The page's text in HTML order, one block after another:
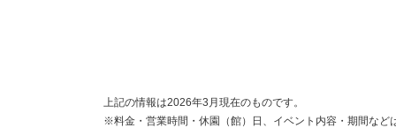
上記の情報は2026年3月現在のものです。
※料金・営業時間・休園（館）日、イベント内容・期間な